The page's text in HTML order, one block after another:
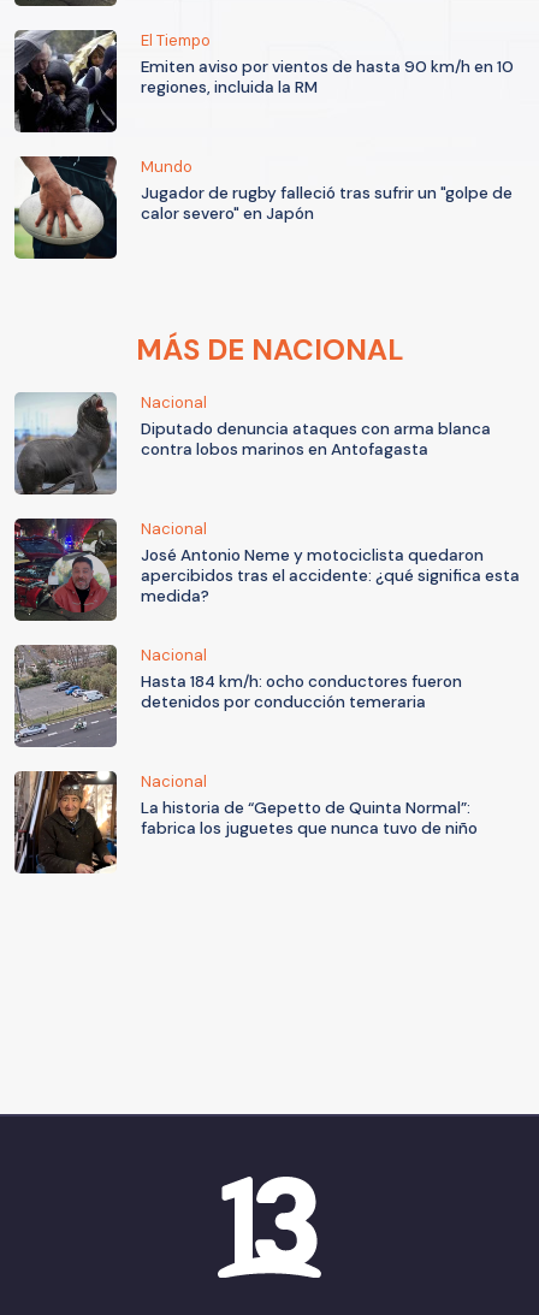
El Tiempo
Emiten aviso por vientos de hasta 90 km/h en 10
regiones, incluida la RM
Mundo
Jugador de rugby falleció tras sufrir un "golpe de
calor severo" en Japón
MÁS DE NACIONAL
Nacional
Diputado denuncia ataques con arma blanca
contra lobos marinos en Antofagasta
Nacional
José Antonio Neme y motociclista quedaron
apercibidos tras el accidente: ¿qué significa esta
medida?
Nacional
Hasta 184 km/h: ocho conductores fueron
detenidos por conducción temeraria
Nacional
La historia de “Gepetto de Quinta Normal”:
fabrica los juguetes que nunca tuvo de niño